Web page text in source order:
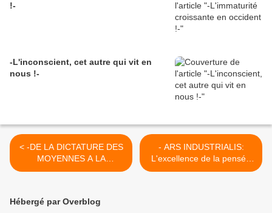
!-
-L'inconscient, cet autre qui vit en
nous !-
< -DE LA DICTATURE DES
MOYENNES A LA
LOGIQUE DES MOYENS-
- ARS INDUSTRIALIS:
L'excellence de la pensée
humaine - >
Hébergé par Overblog